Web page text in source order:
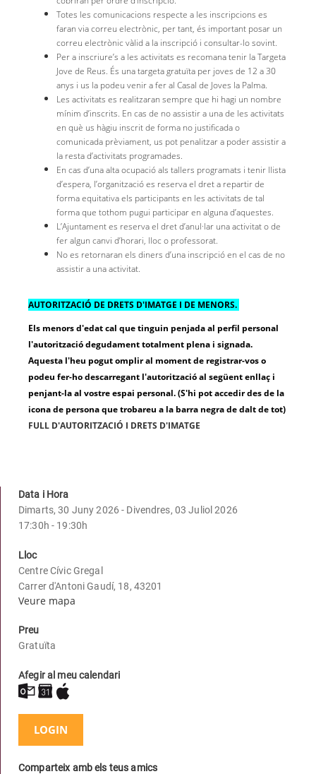
Totes les comunicacions respecte a les inscripcions es
faran via correu electrònic, per tant, és important posar un
correu electrònic vàlid a la inscripció i consultar-lo sovint.
Per a inscriure’s a les activitats es recomana tenir la Targeta
Jove de Reus. És una targeta gratuïta per joves de 12 a 30
anys i us la podeu venir a fer al Casal de Joves la Palma.
Les activitats es realitzaran sempre que hi hagi un nombre
mínim d’inscrits. En cas de no assistir a una de les activitats
en què us hàgiu inscrit de forma no justificada o
comunicada prèviament, us pot penalitzar a poder assistir a
la resta d’activitats programades.
En cas d’una alta ocupació als tallers programats i tenir llista
d’espera, l’organització es reserva el dret a repartir de
forma equitativa els participants en les activitats de tal
forma que tothom pugui participar en alguna d’aquestes.
L’Ajuntament es reserva el dret d’anul·lar una activitat o de
fer algun canvi d’horari, lloc o professorat.
No es retornaran els diners d’una inscripció en el cas de no
assistir a una activitat.
AUTORITZACIÓ DE DRETS D'IMATGE I DE MENORS.
Els menors d'edat cal que tinguin penjada al perfil personal
l'autorització degudament totalment plena i signada.
Aquesta l'heu pogut omplir al moment de registrar-vos o
podeu fer-ho descarregant l'autorització al següent enllaç i
penjant-la al vostre espai personal. (S'hi pot accedir des de la
icona de persona que trobareu a la barra negra de dalt de tot)
FULL D'AUTORITZACIÓ I DRETS D'IMATGE
Data i Hora
Dimarts, 30 Juny 2026 - Divendres, 03 Juliol 2026
17:30h - 19:30h
Lloc
Centre Cívic Gregal
Carrer d'Antoni Gaudí, 18, 43201
Veure mapa
Preu
Gratuïta
Afegir al meu calendari
LOGIN
Comparteix amb els teus amics